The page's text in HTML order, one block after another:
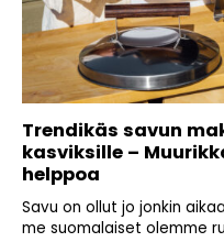
Trendikäs savun
kasviksille –
helppoa
Savu on ollut jo jonkin
me suomalaiset olemme